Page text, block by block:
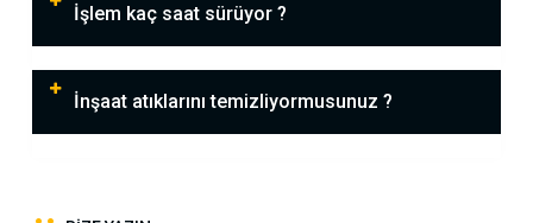
İşlem kaç saat sürüyor ?
İnşaat atıklarını temizliyormusunuz ?